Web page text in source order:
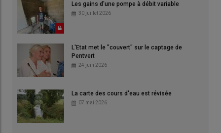
Les gains d'une pompe à débit variable
30 juillet 2026
L'Etat met le "couvert" sur le captage de
Pentvert
24 juin 2026
La carte des cours d'eau est révisée
07 mai 2026